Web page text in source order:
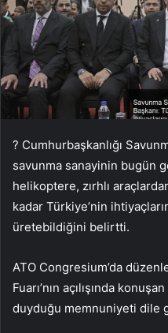
? Cumhurbaşkanlığı
savunma sanayinin bugün
helikoptere, zırhlı
kadar Türkiye’nin
üretebildiğini belirtti.
ATO Congresium’da
Fuarı’nın açılışında
duyduğu memnuniyeti dile